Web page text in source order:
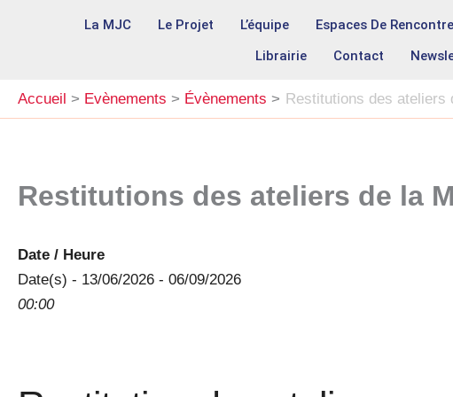
La MJC Le Projet L’équipe Espaces De
Librairie
Contact
Accueil Evènements Évènements Restitutions des ateliers
Restitutions des ateliers de la
Date / Heure
Date(s) - 13/06/2026 - 06/09/2026
00:00